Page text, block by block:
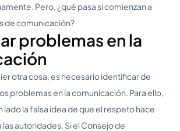
Pero, ¿qué pasa si comienzan a
de comunicación?
problemas en la
otra cosa, es necesario identificar de
problemas en la comunicación. Para ello,
lado la falsa idea de que el respeto hace
autoridades. Si el Consejo de